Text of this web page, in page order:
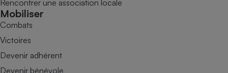
Rencontrer une association locale
Mobiliser
Combats
Victoires
Devenir adhérent
Devenir bénévole